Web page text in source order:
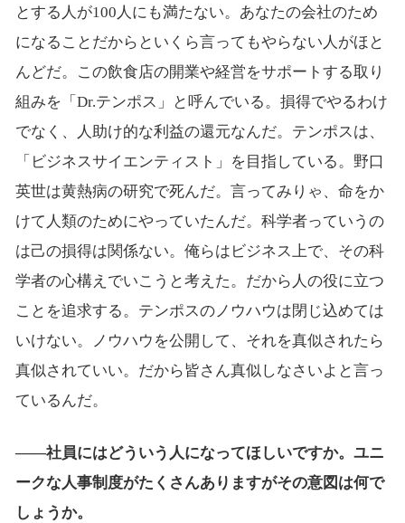
とする人が100人にも満たない。あなたの会社のため
になることだからといくら言ってもやらない人がほと
んどだ。この飲食店の開業や経営をサポートする取り
組みを「Dr.テンポス」と呼んでいる。損得でやるわけ
でなく、人助け的な利益の還元なんだ。テンポスは、
「ビジネスサイエンティスト」を目指している。野口
英世は黄熱病の研究で死んだ。言ってみりゃ、命をか
けて人類のためにやっていたんだ。科学者っていうの
は己の損得は関係ない。俺らはビジネス上で、その科
学者の心構えでいこうと考えた。だから人の役に立つ
ことを追求する。テンポスのノウハウは閉じ込めては
いけない。ノウハウを公開して、それを真似されたら
真似されていい。だから皆さん真似しなさいよと言っ
ているんだ。
――社員にはどういう人になってほしいですか。ユニ
ークな人事制度がたくさんありますがその意図は何で
しょうか。